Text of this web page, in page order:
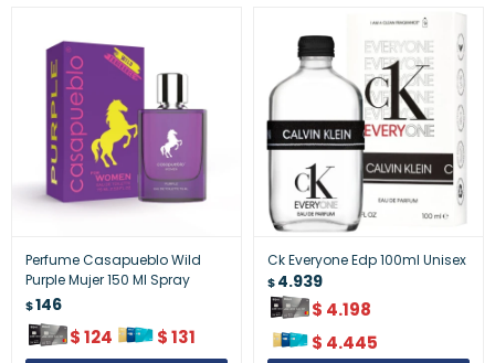
Perfume Casapueblo Wild
Purple Mujer 150 Ml Spray
$146
$124 $131
Ck Everyone Edp 100ml Unisex
$4.939
$ 4.198
$ 4.445